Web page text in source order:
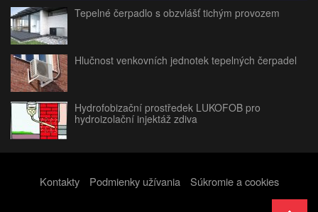
Tepelné čerpadlo s obzvlášť tichým provozem
Hlučnost venkovních jednotek tepelných čerpadel
Hydrofobizační prostředek LUKOFOB pro
hydroizolační injektáž zdiva
Kontakty Podmienky užívania Súkromie a cookies